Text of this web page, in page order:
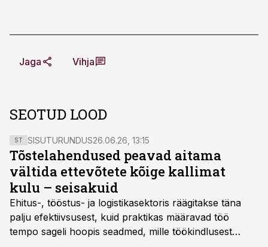
Jaga Vihja
SEOTUD LOOD
ST SISUTURUNDUS26.06.26, 13:15
Tõstelahendused peavad aitama
vältida ettevõtete kõige kallimat
kulu – seisakuid
Ehitus-, tööstus- ja logistikasektoris räägitakse täna
palju efektiivsusest, kuid praktikas määravad töö
tempo sageli hoopis seadmed, mille töökindlusest